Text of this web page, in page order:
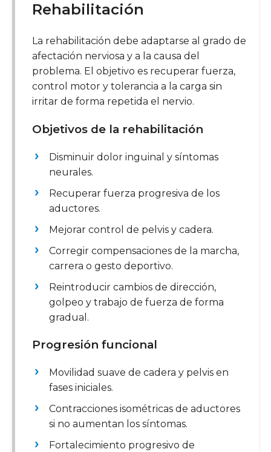
Rehabilitación
La rehabilitación debe adaptarse al grado de
afectación nerviosa y a la causa del
problema. El objetivo es recuperar fuerza,
control motor y tolerancia a la carga sin
irritar de forma repetida el nervio.
Objetivos de la rehabilitación
Disminuir dolor inguinal y síntomas
neurales.
Recuperar fuerza progresiva de los
aductores.
Mejorar control de pelvis y cadera.
Corregir compensaciones de la marcha,
carrera o gesto deportivo.
Reintroducir cambios de dirección,
golpeo y trabajo de fuerza de forma
gradual.
Progresión funcional
Movilidad suave de cadera y pelvis en
fases iniciales.
Contracciones isométricas de aductores
si no aumentan los síntomas.
Fortalecimiento progresivo de